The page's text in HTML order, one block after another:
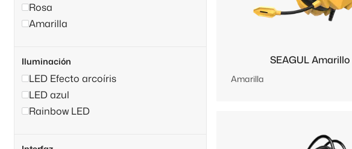
Rosa
Amarilla
Iluminación
LED Efecto arcoíris
LED azul
Rainbow LED
SEAGUL Amarillo
Amarilla